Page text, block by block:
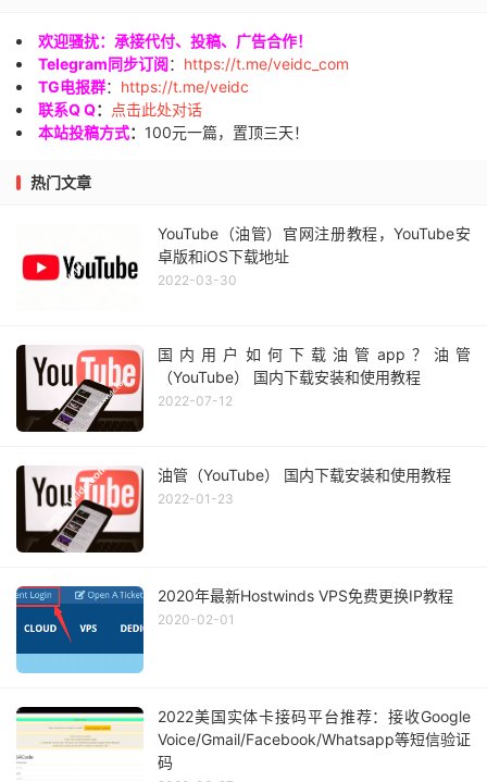
欢迎骚扰：承接代付、投稿、广告合作！
Telegram同步订阅 ： https://t.me/veidc_com
TG电报群： https://t.me/veidc
联系Q Q： 点击此处对话
本站投稿方式： 100元一篇，置顶三天！
热门文章
YouTube（油管）官网注册教程，YouTube安
卓版和iOS下载地址
2022-03-30
国内用户如何下载油管app？油管
（YouTube） 国内下载安装和使用教程
2022-07-12
油管（YouTube） 国内下载安装和使用教程
2022-01-23
2020年最新Hostwinds VPS免费更换IP教程
2020-02-01
2022美国实体卡接码平台推荐：接收Google
Voice/Gmail/Facebook/Whatsapp等短信验证
码